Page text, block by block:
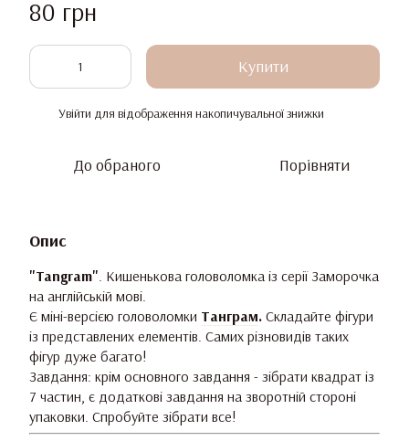
80 грн
Купити
Увійти для відображення накопичувальної знижки
До обраного Порівняти
Опис
"Tangram". Кишенькова головоломка із серії Заморочка
на англійській мові.
Є міні-версією головоломки Танграм. Складайте фігури
із представлених елементів. Самих різновидів таких
фігур дуже багато!
Завдання: крім основного завдання - зібрати квадрат із
7 частин, є додаткові завдання на зворотній стороні
упаковки. Спробуйте зібрати все!